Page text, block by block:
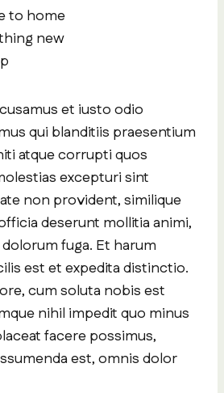
to home
new
et iusto odio
qui blanditiis praesentium
atque corrupti quos
excepturi sint
non provident, similique
deserunt mollitia animi,
fuga. Et harum
est et expedita distinctio.
cum soluta nobis est
nihil impedit quo minus
facere possimus,
est, omnis dolor